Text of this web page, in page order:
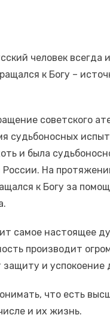
человек всегда
к Богу –
советского
судьбоносных
и была
На
к Богу за
самое настоящее
производит
и успокоение
что есть
и их жизнь.